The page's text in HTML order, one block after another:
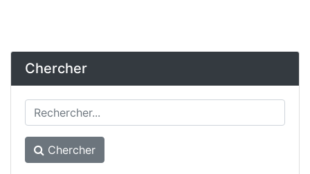
Chercher
Chercher